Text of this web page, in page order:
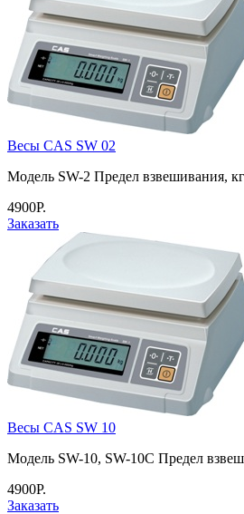
Весы CAS SW 02
Модель SW-2 Предел взвешивания,
4900Р.
Заказать
Весы CAS SW 10
Модель SW-10, SW-10C Предел
4900Р.
Заказать